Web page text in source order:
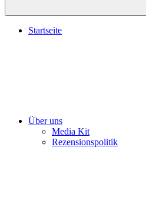
Startseite
Über uns
Media Kit
Rezensionspolitik